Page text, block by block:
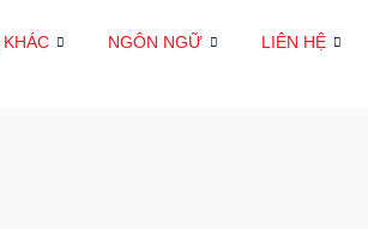
NGÔN NGỮ LIÊN HỆ